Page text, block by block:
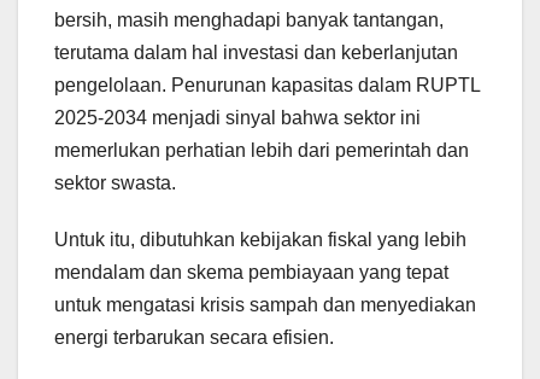
bersih, masih menghadapi banyak tantangan,
terutama dalam hal investasi dan keberlanjutan
pengelolaan. Penurunan kapasitas dalam RUPTL
2025-2034 menjadi sinyal bahwa sektor ini
memerlukan perhatian lebih dari pemerintah dan
sektor swasta.
Untuk itu, dibutuhkan kebijakan fiskal yang lebih
mendalam dan skema pembiayaan yang tepat
untuk mengatasi krisis sampah dan menyediakan
energi terbarukan secara efisien.